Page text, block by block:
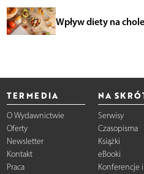
Wpływ diety na
TERMEDIA
O Wydawnictwie
Oferty
Newsletter
Kontakt
Praca
NA
Serwisy
Czasopisma
Książki
eBooki
Konferencje i